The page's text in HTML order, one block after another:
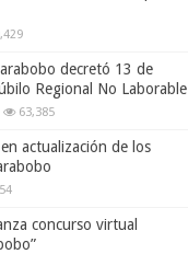
decretó 13 de
Regional No Laborable
63,385
actualización de los
concurso virtual